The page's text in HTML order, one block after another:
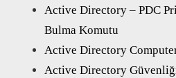
Active Directory – PDC
Bulma Komutu
Active Directory
Active Directory